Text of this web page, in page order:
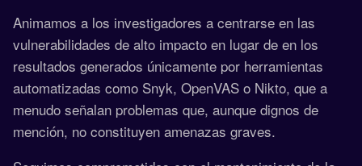
Animamos a los investigadores a centrarse en las
vulnerabilidades de alto impacto en lugar de en los
resultados generados únicamente por herramientas
automatizadas como Snyk, OpenVAS o Nikto, que a
menudo señalan problemas que, aunque dignos de
mención, no constituyen amenazas graves.